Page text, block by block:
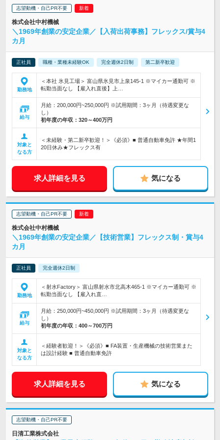
志望動機・自己PR不要
株式会社中村機械
＼1969年創業の安定企業／【入荷出荷事務】フレックス/賞与4
カ月
正社員 職種・業種未経験OK 完全週休2日制 第二新卒歓迎
勤務地
＜本社 氷見工場＞ 富山県氷見市上泉145-1 ※マイカー通勤可 ※
転勤当面なし 【雇入れ直後】上…
給与
月給：200,000円~250,000円 ※試用期間：3ヶ月（待遇変更な
し）
初年度の年収： 320～400万円
対象と
なる方
＜未経験・第二新卒歓迎！＞《必須》■ 普通自動車免許 ★年間1
20日休み★フレックス有
求人詳細を見る 気になる
志望動機・自己PR不要
株式会社中村機械
＼1969年創業の安定企業／【技術営業】フレックス制・賞与4
カ月
正社員 完全週休2日制
勤務地
＜射水Factory＞ 富山県射水市北高木465-1 ※マイカー通勤可 ※
転勤当面なし 【雇入れ直…
給与
月給：250,000円~450,000円 ※試用期間：3ヶ月（待遇変更な
し）
初年度の年収： 400～700万円
対象と
なる方
＜経験者歓迎！＞《必須》■ FA装置・生産機械の技術営業また
は設計経験 ■ 普通自動車免許
求人詳細を見る 気になる
志望動機・自己PR不要
日清工業株式会社